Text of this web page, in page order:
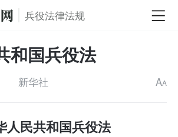
兵役法律法规
和国兵役法
新华社 AA
人民共和国兵役法